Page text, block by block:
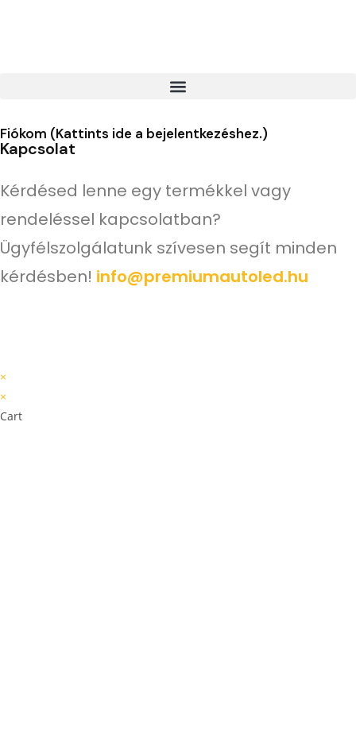
Fiókom (Kattints ide a bejelentkezéshez.)
Kapcsolat
Kérdésed lenne egy termékkel vagy
rendeléssel kapcsolatban?
Ügyfélszolgálatunk szívesen segít minden
kérdésben! info@premiumautoled.hu
×
×
Cart